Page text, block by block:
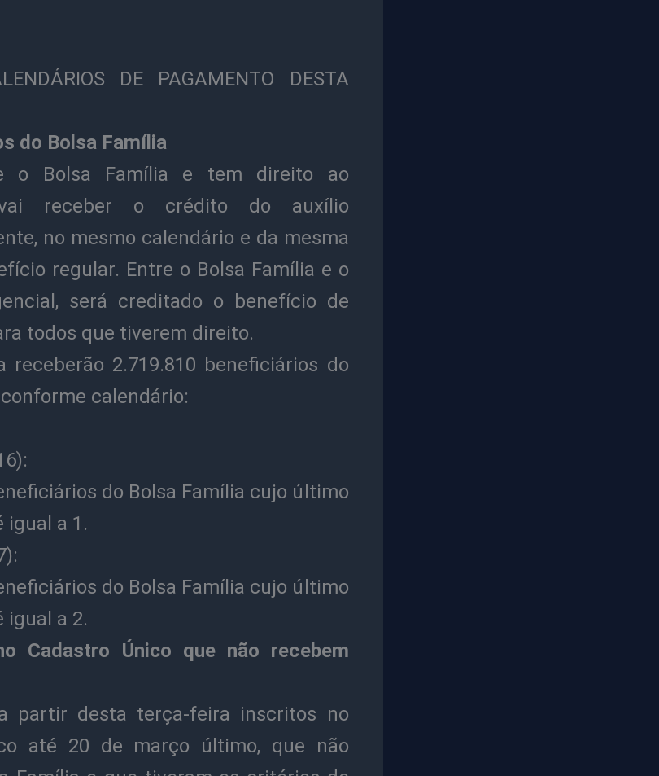
DE PAGAMENTO DESTA
do Bolsa Família
o Bolsa Família e tem direito ao
vai receber o crédito do auxílio
no mesmo calendário e da mesma
regular. Entre o Bolsa Família e o
será creditado o benefício de
todos que tiverem direito.
receberão 2.719.810 beneficiários do
calendário:
do Bolsa Família cujo último
igual a 1.
do Bolsa Família cujo último
igual a 2.
Cadastro Único que não recebem
partir desta terça-feira inscritos no
até 20 de março último, que não